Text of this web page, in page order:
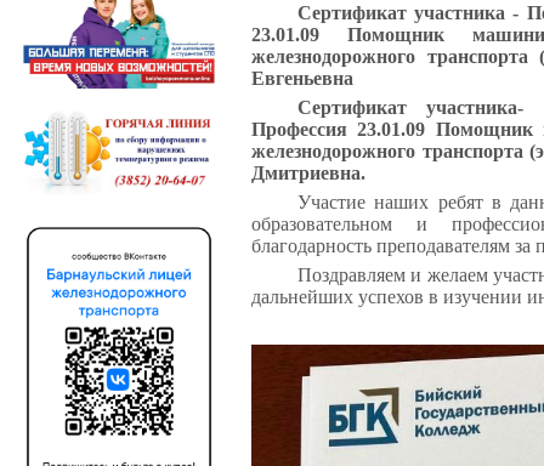
Сертификат участника -
23.01.09 Помощник
железнодорожного
Евгеньевна
Сертификат
Профессия 23.01.09 Помощник
железнодорожного транспорта
Дмитриевна.
Участие наших ребят в
образовательном и
благодарность преподавателям
Поздравляем и желаем
дальнейших успехов в изучении